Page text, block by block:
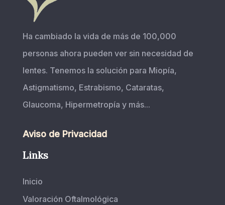
Ha cambiado la vida de más de 100,000
personas ahora pueden ver sin necesidad de
lentes. Tenemos la solución para Miopía,
Astigmatismo, Estrabismo, Cataratas,
Glaucoma, Hipermetropía y más...
Aviso de Privacidad
Links
Inicio
Valoración Oftalmológica